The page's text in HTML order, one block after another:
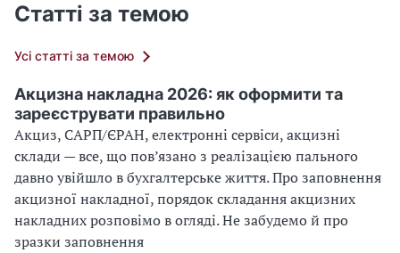
Статті за темою
Усі статті за темою
Акцизна накладна 2026: як оформити та
зареєструвати правильно
Акциз, САРП/ЄРАН, електронні сервіси, акцизні
склади — все, що пов’язано з реалізацією пального
давно увійшло в бухгалтерське життя. Про заповнення
акцизної накладної, порядок складання акцизних
накладних розповімо в огляді. Не забудемо й про
зразки заповнення